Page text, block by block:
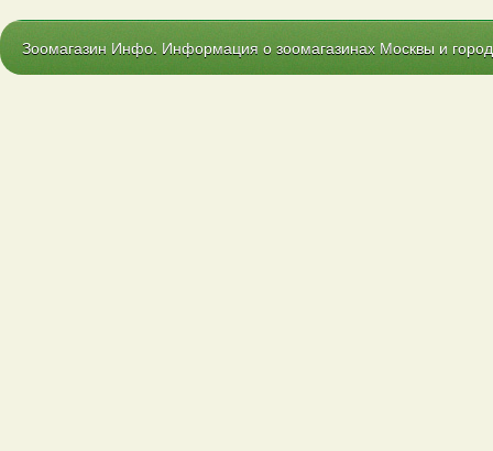
Зоомагазин Инфо. Информация о зоомагазинах Москвы и